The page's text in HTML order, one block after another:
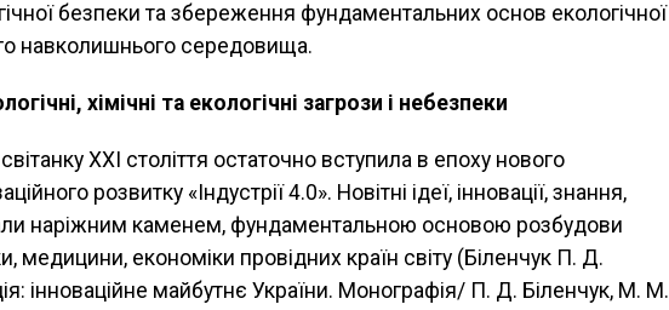
безпеки та збереження фундаментальних основ екологічної
навколишнього середовища.
хімічні та екологічні загрози і небезпеки
ХХІ століття остаточно вступила в епоху нового
розвитку «Індустрії 4.0». Новітні ідеї, інновації, знання,
наріжним каменем, фундаментальною основою розбудови
медицини, економіки провідних країн світу (Біленчук П. Д.
інноваційне майбутнє України. Монографія/ П. Д. Біленчук, М. М.